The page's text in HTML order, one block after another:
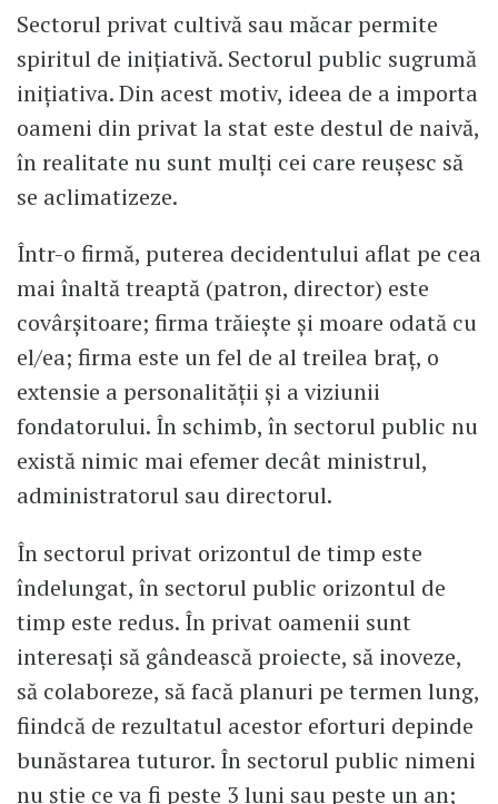
Sectorul privat cultivă sau măcar permite
spiritul de inițiativă. Sectorul public sugrumă
inițiativa. Din acest motiv, ideea de a importa
oameni din privat la stat este destul de naivă,
în realitate nu sunt mulți cei care reușesc să
se aclimatizeze.
Într-o firmă, puterea decidentului aflat pe cea
mai înaltă treaptă (patron, director) este
covârșitoare; firma trăiește și moare odată cu
el/ea; firma este un fel de al treilea braț, o
extensie a personalității și a viziunii
fondatorului. În schimb, în sectorul public nu
există nimic mai efemer decât ministrul,
administratorul sau directorul.
În sectorul privat orizontul de timp este
îndelungat, în sectorul public orizontul de
timp este redus. În privat oamenii sunt
interesați să gândească proiecte, să inoveze,
să colaboreze, să facă planuri pe termen lung,
fiindcă de rezultatul acestor eforturi depinde
bunăstarea tuturor. În sectorul public nimeni
nu știe ce va fi peste 3 luni sau peste un an;